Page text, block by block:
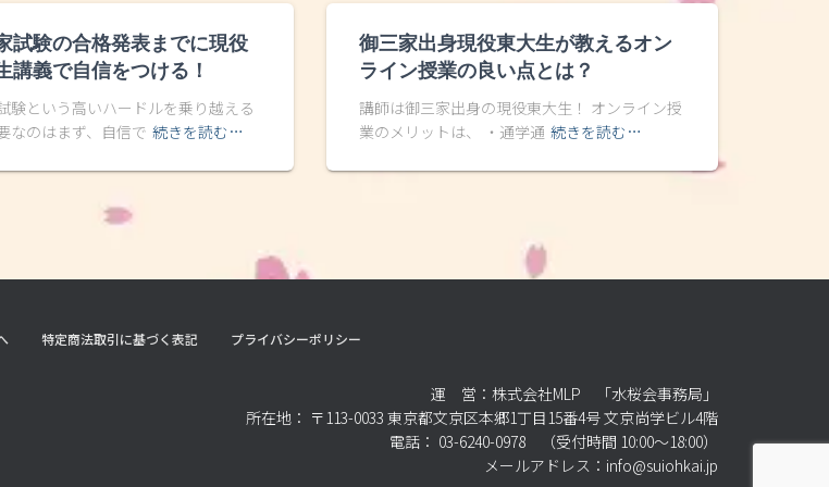
試験の合格発表までに現役
講義で自信をつける！
験という高いハードルを乗り越える
なのはまず、自信で 続きを読む…
御三家出身現役東大生が教えるオン
ライン授業の良い点とは？
講師は御三家出身の現役東大生！ オンライン授
業のメリットは、 ・通学通 続きを読む…
特定商法取引に基づく表記 プライバシーポリシー
運 営：株式会社MLP 「水桜会事務局」
所在地： 〒113-0033 東京都文京区本郷1丁目15番4号 文京尚学ビル4階
電話： 03-6240-0978 （受付時間 10:00～18:00）
メールアドレス：info@suiohkai.jp